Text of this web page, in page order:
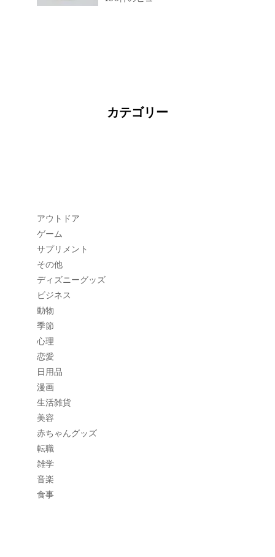
カテゴリー
アウトドア
ゲーム
サプリメント
その他
ディズニーグッズ
ビジネス
動物
季節
心理
恋愛
日用品
漫画
生活雑貨
美容
赤ちゃんグッズ
転職
雑学
音楽
食事